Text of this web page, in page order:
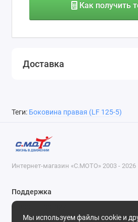
Как получить
Доставка
Теги: Боковина правая (LF 125-5)
Мы используем файлы cookie и
Интернет-магазин «С.МОТО» 2003 - 2026
Поддержка
8-800-55-00-327